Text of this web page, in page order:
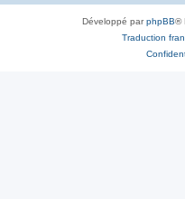
Développé parphpBB®
Traduction